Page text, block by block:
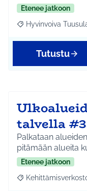
Etenee jatkoon
Rajaa tulokset
Hyvinvoiva
Tutustu
talvella
Palkataan
pitämään alueita
Etenee jatkoon
Rajaa tulokset